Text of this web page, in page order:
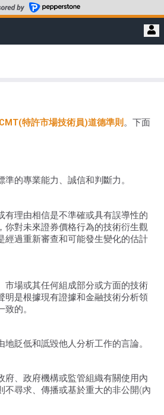
CMT(特許市場技術員)道德準則 。下面
的專業能力、誠信和判斷力。
有理由相信是不準確或具有誤導性的
你對未來證券價格行為的技術衍生觀
經過重新審查和可能發生變化的估計
市場或其任何組成部分或方面的技術
明是根據現有證據和金融技術分析領
的。
貶低和詆毀他人分析工作的言論。
府、政府機構或監管組織有關使用內
不尋求、傳播或基於重大的非公開(內